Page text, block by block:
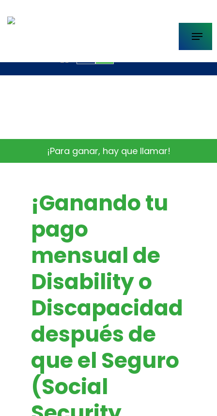
to
Menu
¡Para ganar, hay que llamar!
¡Ganando tu
pago
mensual de
Disability o
Discapacidad
después de
que el Seguro
(Social